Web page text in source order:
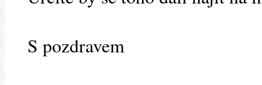
S pozdravem